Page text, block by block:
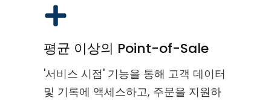
평균 이상의 Point-of-Sale
'서비스 시점' 기능을 통해 고객 데이터
및 기록에 액세스하고, 주문을 지원하